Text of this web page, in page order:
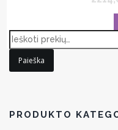
Paieška
PRODUKTO